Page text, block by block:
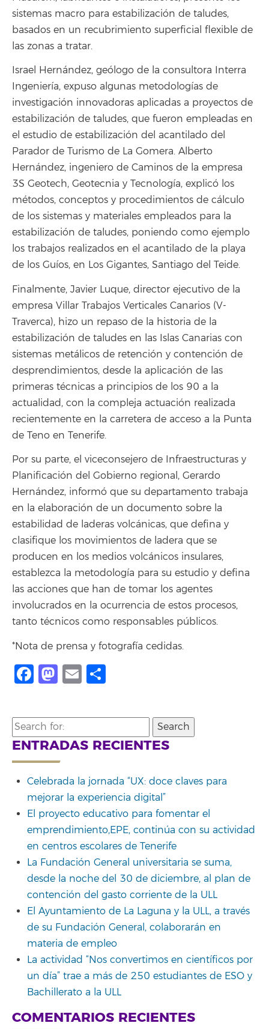
sistemas macro para estabilización de taludes,
basados en un recubrimiento superficial flexible de
las zonas a tratar.
Israel Hernández, geólogo de la consultora Interra
Ingeniería, expuso algunas metodologías de
investigación innovadoras aplicadas a proyectos de
estabilización de taludes, que fueron empleadas en
el estudio de estabilización del acantilado del
Parador de Turismo de La Gomera. Alberto
Hernández, ingeniero de Caminos de la empresa
3S Geotech, Geotecnia y Tecnología, explicó los
métodos, conceptos y procedimientos de cálculo
de los sistemas y materiales empleados para la
estabilización de taludes, poniendo como ejemplo
los trabajos realizados en el acantilado de la playa
de los Guíos, en Los Gigantes, Santiago del Teide.
Finalmente, Javier Luque, director ejecutivo de la
empresa Villar Trabajos Verticales Canarios (V-
Traverca), hizo un repaso de la historia de la
estabilización de taludes en las Islas Canarias con
sistemas metálicos de retención y contención de
desprendimientos, desde la aplicación de las
primeras técnicas a principios de los 90 a la
actualidad, con la compleja actuación realizada
recientemente en la carretera de acceso a la Punta
de Teno en Tenerife.
Por su parte, el viceconsejero de Infraestructuras y
Planificación del Gobierno regional, Gerardo
Hernández, informó que su departamento trabaja
en la elaboración de un documento sobre la
estabilidad de laderas volcánicas, que defina y
clasifique los movimientos de ladera que se
producen en los medios volcánicos insulares,
establezca la metodología para su estudio y defina
las acciones que han de tomar los agentes
involucrados en la ocurrencia de estos procesos,
tanto técnicos como responsables públicos.
*Nota de prensa y fotografía cedidas.
Facebook
Mastodon
Email
Search
for:
ENTRADAS RECIENTES
Celebrada la jornada “UX: doce claves para
mejorar la experiencia digital”
El proyecto educativo para fomentar el
emprendimiento,EPE, continúa con su actividad
en centros escolares de Tenerife
La Fundación General universitaria se suma,
desde la noche del 30 de diciembre, al plan de
contención del gasto corriente de la ULL
El Ayuntamiento de La Laguna y la ULL, a través
de su Fundación General, colaborarán en
materia de empleo
La actividad “Nos convertimos en científicos por
un día” trae a más de 250 estudiantes de ESO y
Bachillerato a la ULL
COMENTARIOS RECIENTES